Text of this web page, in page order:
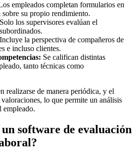
empleados completan formularios en
su propio rendimiento.
Solo los supervisores evalúan el
Incluye la perspectiva de compañeros de
e incluso clientes.
Se califican distintas
tanto técnicas como
realizarse de manera periódica, y el
lo que permite un análisis
empleado.
software de evaluación